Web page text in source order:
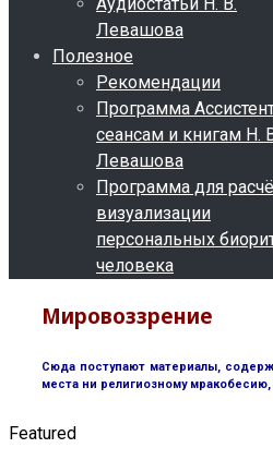
Левашова
Полезное
Рекомендации
Программа
сеансам и книгам Н.
Левашова
Программа для
визуализации
персональных
человека
Мировоззрение
Сюда поступают материалы,
места ни религиозному
Featured